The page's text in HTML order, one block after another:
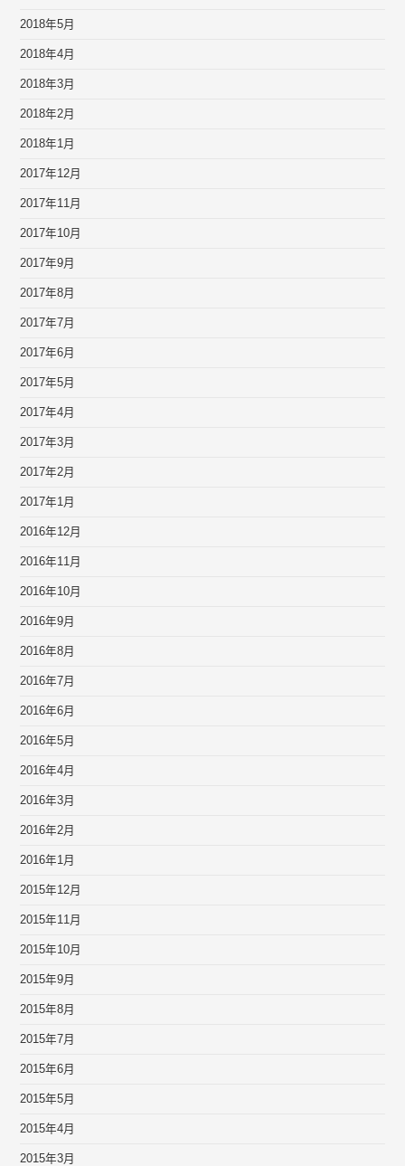
2018年5月
2018年4月
2018年3月
2018年2月
2018年1月
2017年12月
2017年11月
2017年10月
2017年9月
2017年8月
2017年7月
2017年6月
2017年5月
2017年4月
2017年3月
2017年2月
2017年1月
2016年12月
2016年11月
2016年10月
2016年9月
2016年8月
2016年7月
2016年6月
2016年5月
2016年4月
2016年3月
2016年2月
2016年1月
2015年12月
2015年11月
2015年10月
2015年9月
2015年8月
2015年7月
2015年6月
2015年5月
2015年4月
2015年3月